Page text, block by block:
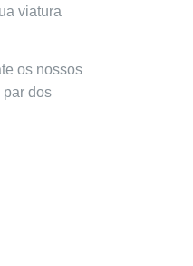
viatura
os nossos
par dos